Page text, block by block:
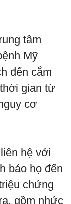
tâm
Mỹ
đến cắm
gian từ
cơ
hệ với
báo họ đến
chứng
gồm nhức